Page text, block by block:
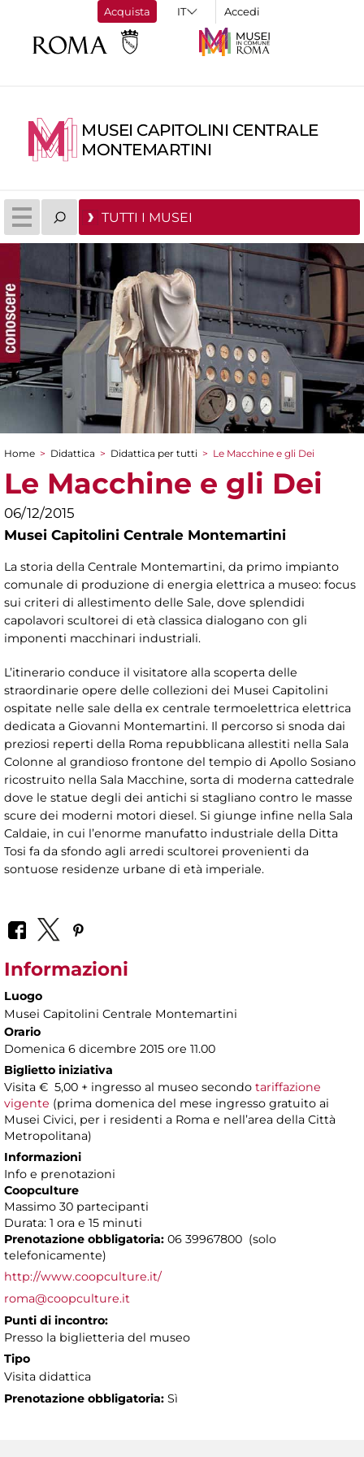
Acquista Accedi
MUSEI CAPITOLINI CENTRALE
MONTEMARTINI
TUTTI I MUSEI
Tu sei qui
Home > Didattica > Didattica per tutti > Le Macchine e gli Dei
Le Macchine e gli Dei
06/12/2015
Musei Capitolini Centrale Montemartini
La storia della Centrale Montemartini, da primo impianto
comunale di produzione di energia elettrica a museo: focus
sui criteri di allestimento delle Sale, dove splendidi
capolavori scultorei di età classica dialogano con gli
imponenti macchinari industriali.
L’itinerario conduce il visitatore alla scoperta delle
straordinarie opere delle collezioni dei Musei Capitolini
ospitate nelle sale della ex centrale termoelettrica elettrica
dedicata a Giovanni Montemartini. Il percorso si snoda dai
preziosi reperti della Roma repubblicana allestiti nella Sala
Colonne al grandioso frontone del tempio di Apollo Sosiano
ricostruito nella Sala Macchine, sorta di moderna cattedrale
dove le statue degli dei antichi si stagliano contro le masse
scure dei moderni motori diesel. Si giunge infine nella Sala
Caldaie, in cui l’enorme manufatto industriale della Ditta
Tosi fa da sfondo agli arredi scultorei provenienti da
sontuose residenze urbane di età imperiale.
Informazioni
Luogo
Musei Capitolini Centrale Montemartini
Orario
Domenica 6 dicembre 2015 ore 11.00
Biglietto iniziativa
Visita € 5,00 + ingresso al museo secondo tariffazione
vigente (prima domenica del mese ingresso gratuito ai
Musei Civici, per i residenti a Roma e nell’area della Città
Metropolitana)
Informazioni
Info e prenotazioni
Coopculture
Massimo 30 partecipanti
Durata: 1 ora e 15 minuti
Prenotazione obbligatoria: 06 39967800 (solo
telefonicamente)
http://www.coopculture.it/
roma@coopculture.it
Punti di incontro:
Presso la biglietteria del museo
Tipo
Visita didattica
Prenotazione obbligatoria: Sì